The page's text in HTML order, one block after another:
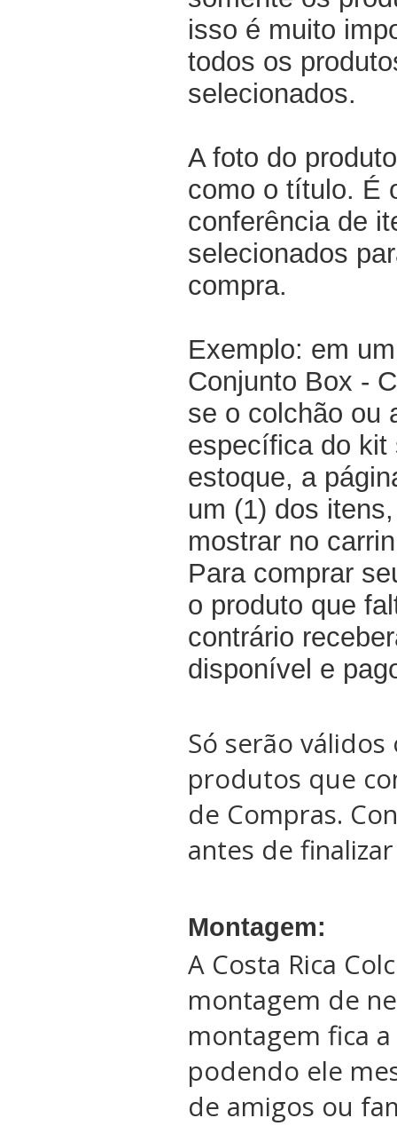
isso é muito
todos os
selecionados.
A foto do
como o título. É
conferência de
selecionados
compra.
Exemplo: em
Conjunto Box -
se o colchão ou
específica do kit
estoque, a
um (1) dos
mostrar no
Para comprar
o produto que
contrário
disponível e
Só serão válidos
produtos que
de Compras.
antes de
Montagem:
A Costa Rica
montagem de
montagem fica
podendo ele
de amigos ou